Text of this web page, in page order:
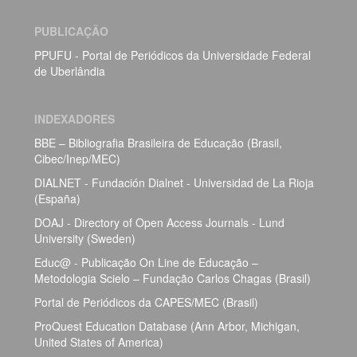
PUBLICAÇÃO
PPUFU - Portal de Periódicos da Universidade Federal
de Uberlândia
INDEXADORES
BBE – Bibliografia Brasileira de Educação (Brasil,
Cibec/Inep/MEC)
DIALNET - Fundación Dialnet - Universidad de La Rioja
(España)
DOAJ - Directory of Open Access Journals - Lund
University (Sweden)
Educ@ - Publicação On Line de Educação –
Metodologia Scielo – Fundação Carlos Chagas (Brasil)
Portal de Periódicos da CAPES/MEC (Brasil)
ProQuest Education Database (Ann Arbor, Michigan,
United States of America)